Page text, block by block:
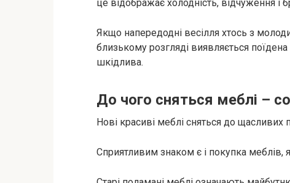
це відображає холодність, відчуження і
Якщо напередодні весілля хтось з
близькому розгляді виявляється
шкідлива.
До чого сняться меблі –
Нові красиві меблі сняться до щасливих
Сприятливим знаком є і покупка меблів,